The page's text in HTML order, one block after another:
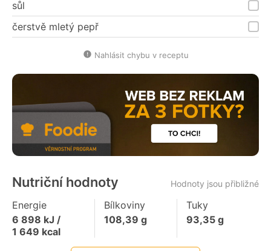
sůl
čerstvě mletý pepř
Nahlásit chybu v receptu
Nutriční hodnoty Hodnoty jsou přibližné
Energie
6 898 kJ /
1 649 kcal
Bílkoviny
108,39 g
Tuky
93,35g